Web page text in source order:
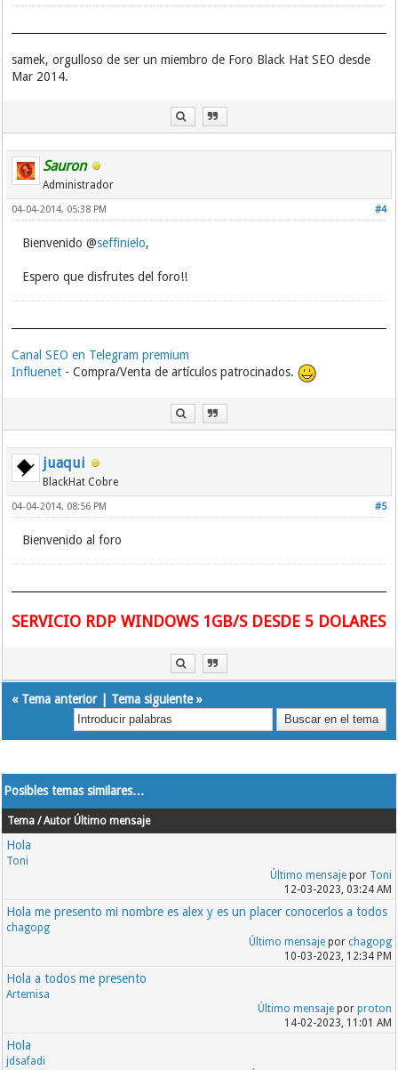
samek, orgulloso de ser un miembro de Foro Black Hat SEO desde
Mar 2014.
Sauron
Administrador
#4
04-04-2014, 05:38 PM
Bienvenido @seffinielo,
Espero que disfrutes del foro!!
Canal SEO en Telegram premium
Influenet - Compra/Venta de artículos patrocinados.
juaqui
BlackHat Cobre
#5
04-04-2014, 08:56 PM
Bienvenido al foro
SERVICIO RDP WINDOWS 1GB/S DESDE 5 DOLARES
« Tema anterior| Tema siguiente»
Posibles temas similares…
Tema / Autor Último mensaje
Hola
Toni
Último mensajepor Toni
12-03-2023, 03:24 AM
Hola me presento mi nombre es alex y es un placer conocerlos a todos
chagopg
Último mensajepor chagopg
10-03-2023, 12:34 PM
Hola a todos me presento
Artemisa
Último mensajepor proton
14-02-2023, 11:01 AM
Hola
jdsafadi